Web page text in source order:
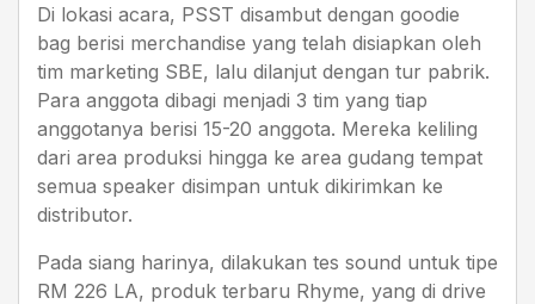
Di lokasi acara, PSST disambut dengan goodie
bag berisi merchandise yang telah disiapkan oleh
tim marketing SBE, lalu dilanjut dengan tur pabrik.
Para anggota dibagi menjadi 3 tim yang tiap
anggotanya berisi 15-20 anggota. Mereka keliling
dari area produksi hingga ke area gudang tempat
semua speaker disimpan untuk dikirimkan ke
distributor.
Pada siang harinya, dilakukan tes sound untuk tipe
RM 226 LA, produk terbaru Rhyme, yang di drive